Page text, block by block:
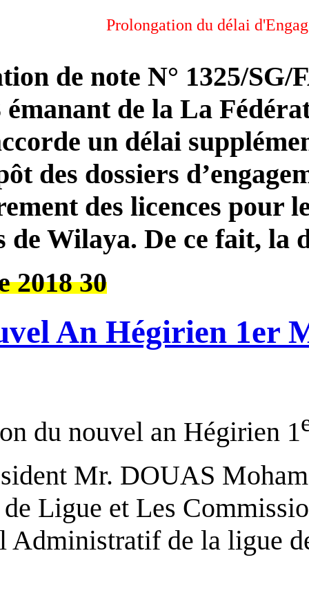
En application de note
13.09.2018 émanant de
Football, accorde un
pour le dépôt des dossiers
d’enregistrement des
des ligues de Wilaya. De
Nouvel An
A l’occasion du nouvel
Le Président Mr.
Bureau de Ligue et
personnel Administratif